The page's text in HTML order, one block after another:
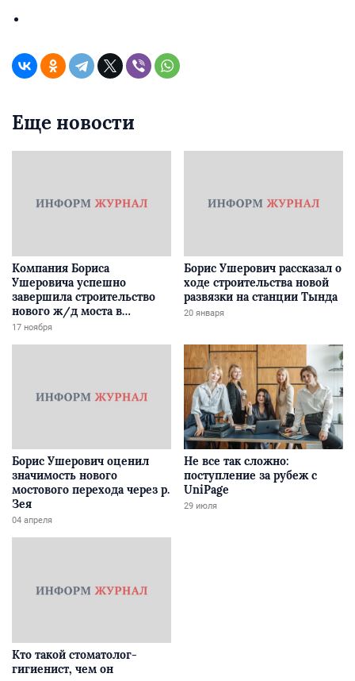
Еще новости
Компания Бориса
Ушеровича успешно
завершила строительство
нового ж/д моста в
Забайкалье
17 ноября
Борис Ушерович рассказал о
ходе строительства новой
развязки на станции Тында
20 января
Борис Ушерович оценил
значимость нового
мостового перехода через р.
Зея
04 апреля
Не все так сложно:
поступление за рубеж с
UniPage
29 июля
Кто такой стоматолог-
гигиенист, чем он